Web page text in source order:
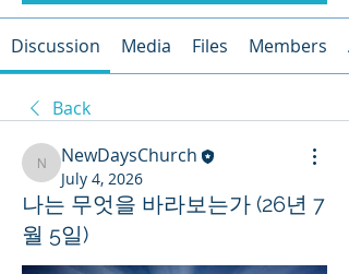
Discussion Media Files Members
Back
NewDaysChurch
NewDaysChurch
July 4, 2026
나는 무엇을 바라보는가 (26년 7
월 5일)